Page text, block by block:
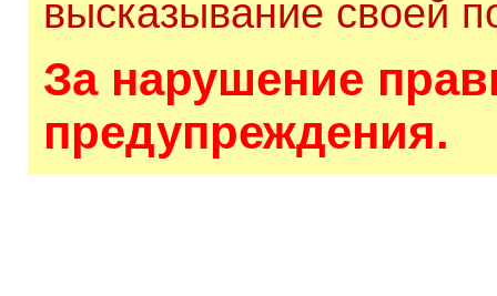
высказывание своей
За нарушение
предупреждения.